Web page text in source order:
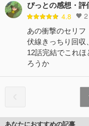
ぴっとの感想・評
4.8 2
あの衝撃のセリフ
伏線きっちり回収
12話完結でこれ
ろうか
あなたにおすすめの記事